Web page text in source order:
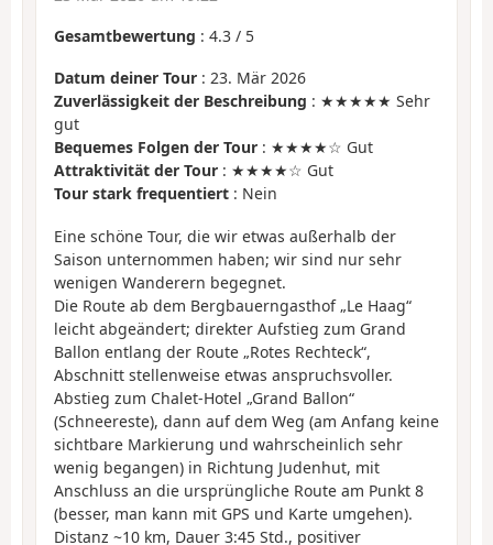
Gesamtbewertung : 4.3 / 5
Datum deiner Tour : 23. Mär 2026
Zuverlässigkeit der Beschreibung : ★★★★★ Sehr
gut
Bequemes Folgen der Tour : ★★★★☆ Gut
Attraktivität der Tour : ★★★★☆ Gut
Tour stark frequentiert : Nein
Eine schöne Tour, die wir etwas außerhalb der
Saison unternommen haben; wir sind nur sehr
wenigen Wanderern begegnet.
Die Route ab dem Bergbauerngasthof „Le Haag“
leicht abgeändert; direkter Aufstieg zum Grand
Ballon entlang der Route „Rotes Rechteck“,
Abschnitt stellenweise etwas anspruchsvoller.
Abstieg zum Chalet-Hotel „Grand Ballon“
(Schneereste), dann auf dem Weg (am Anfang keine
sichtbare Markierung und wahrscheinlich sehr
wenig begangen) in Richtung Judenhut, mit
Anschluss an die ursprüngliche Route am Punkt 8
(besser, man kann mit GPS und Karte umgehen).
Distanz ~10 km, Dauer 3:45 Std., positiver